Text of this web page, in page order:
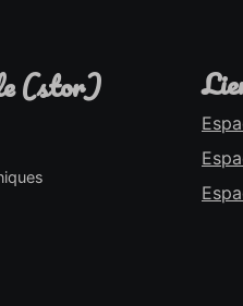
(stor)